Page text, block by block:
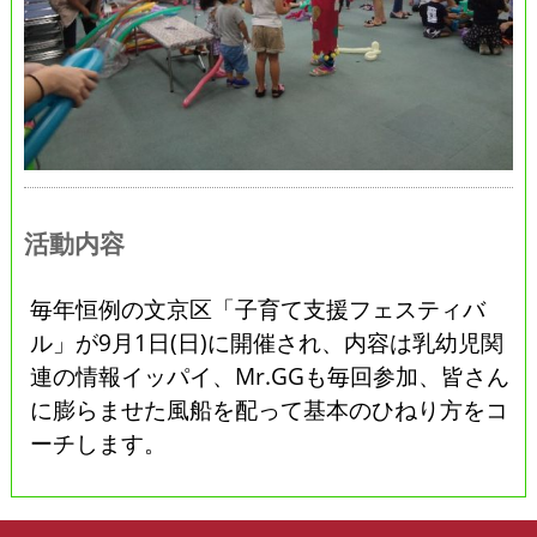
活動内容
毎年恒例の文京区「子育て支援フェスティバ
ル」が9月1日(日)に開催され、内容は乳幼児関
連の情報イッパイ、Mr.GGも毎回参加、皆さん
に膨らませた風船を配って基本のひねり方をコ
ーチします。